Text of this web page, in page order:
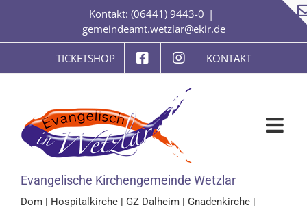
springen
Kontakt: (06441) 9443-0 |
gemeindeamt.wetzlar@ekir.de
TICKETSHOP KONTAKT
Evangelische Kirchengemeinde Wetzlar
Dom | Hospitalkirche | GZ Dalheim | Gnadenkirche |